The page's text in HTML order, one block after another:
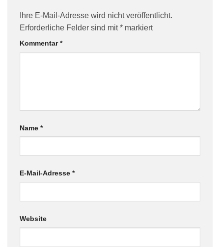
Ihre E-Mail-Adresse wird nicht veröffentlicht.
Erforderliche Felder sind mit* markiert
Kommentar*
Name *
E-Mail-Adresse *
Website